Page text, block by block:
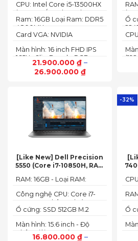
16GB, 512GB, RTX 4050 6GB,
16″ FHD 165Hz)
21.900.000 ₫ –
26.900.000 ₫
Màn hình: 16 inch FHD IPS
165Hz SlimBezel, sRGB
100%, Acer ComfyView,
500 nits
Card VGA: NVIDIA
(140W)
Ram: 16GB Loại Ram: DDR5
4800MHz
CPU: Intel Core i5-13500HX
(14 Cores/ 20 Threads, up
to 4.70 GHz, 24MB)
Ổ
(up
[Like New] Dell Precision
5550 (Core i7-10850H, RAM
Quadro T1000 4G, Màn
15.6” FHD+)
16.800.000 ₫–
Màn hình: 15.6 inch - Độ
phân giải: FHD+ (1920 x
Ổ cứng: SSD 512GB M.2
Công nghệ CPU: Core i7-
10750H, 6 nhân, 12 luồng
RAM: 16GB - Loại RAM:
-32%
Ổ